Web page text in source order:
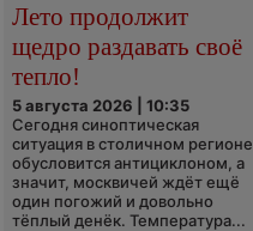
Лето продолжит
щедро раздавать своё
тепло!
5 августа 2026 | 10:35
Сегодня синоптическая
ситуация в столичном регионе
обусловится антициклоном, а
значит, москвичей ждёт ещё
один погожий и довольно
тёплый денёк. Температура...